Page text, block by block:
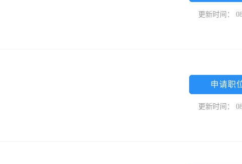
更新时间：
申请职
更新时间：